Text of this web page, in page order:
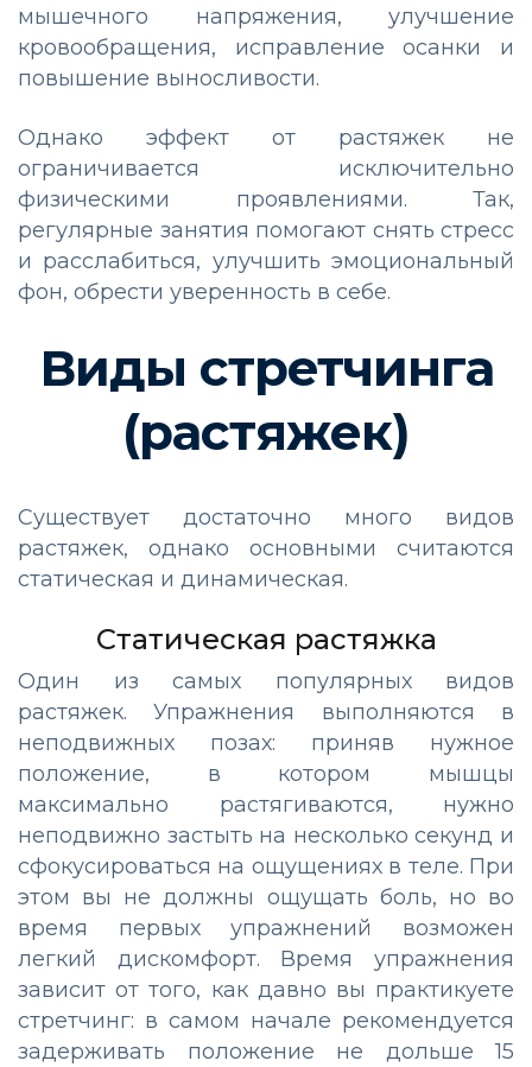
мышечного напряжения, улучшение
кровообращения, исправление осанки и
повышение выносливости.
Однако эффект от растяжек не
ограничивается исключительно
физическими проявлениями. Так,
регулярные занятия помогают снять стресс
и расслабиться, улучшить эмоциональный
фон, обрести уверенность в себе.
Виды стретчинга
(растяжек)
Существует достаточно много видов
растяжек, однако основными считаются
статическая и динамическая.
Статическая растяжка
Один из самых популярных видов
растяжек. Упражнения выполняются в
неподвижных позах: приняв нужное
положение, в котором мышцы
максимально растягиваются, нужно
неподвижно застыть на несколько секунд и
сфокусироваться на ощущениях в теле. При
этом вы не должны ощущать боль, но во
время первых упражнений возможен
легкий дискомфорт. Время упражнения
зависит от того, как давно вы практикуете
стретчинг: в самом начале рекомендуется
задерживать положение не дольше 15